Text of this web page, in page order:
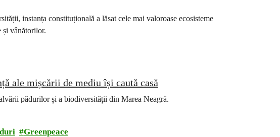
instanța constituțională a lăsat cele mai valoroase ecosisteme
vânătorilor.
ale mișcării de mediu își caută casă
pădurilor și a biodiversității din Marea Neagră.
Greenpeace